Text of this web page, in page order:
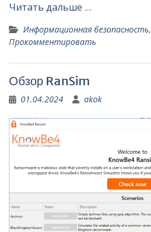
Читать дальше …
Информационная безопасность,
Прокомментировать
Обзор RanSim
01.04.2024 akok